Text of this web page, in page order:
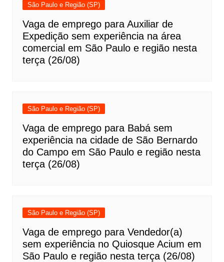
São Paulo e Região (SP)
Vaga de emprego para Auxiliar de
Expedição sem experiência na área
comercial em São Paulo e região nesta
terça (26/08)
São Paulo e Região (SP)
Vaga de emprego para Babá sem
experiência na cidade de São Bernardo
do Campo em São Paulo e região nesta
terça (26/08)
São Paulo e Região (SP)
Vaga de emprego para Vendedor(a)
sem experiência no Quiosque Acium em
São Paulo e região nesta terça (26/08)